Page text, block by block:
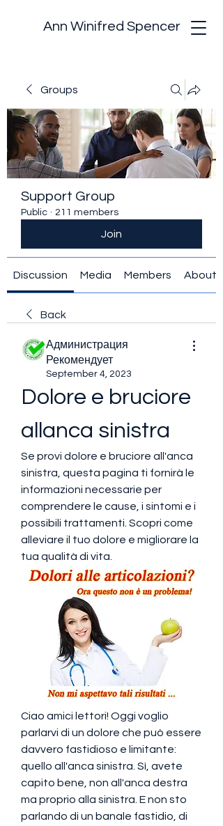
Ann Winifred Spencer
Groups
Support Group
Public · 211 members
Join
Discussion Media Members About
Back
Администрация
Рекомендует
September 4, 2023
Dolore e bruciore
allanca sinistra
Se provi dolore e bruciore all'anca
sinistra, questa pagina ti fornirà le
informazioni necessarie per
comprendere le cause, i sintomi e i
possibili trattamenti. Scopri come
alleviare il tuo dolore e migliorare la
tua qualità di vita.
Ciao amici lettori! Oggi voglio
parlarvi di un dolore che può essere
davvero fastidioso e limitante:
quello all'anca sinistra. Sì, avete
capito bene, non all'anca destra
ma proprio alla sinistra. E non sto
parlando di un banale fastidio, di